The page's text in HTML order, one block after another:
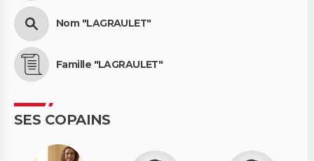
Nom "LAGRAULET"
Famille "LAGRAULET"
SES COPAINS